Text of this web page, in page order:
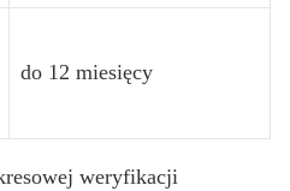
do 12 miesięcy
weryfikacji